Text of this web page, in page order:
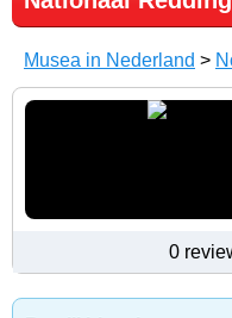
Musea in Nederland >
0